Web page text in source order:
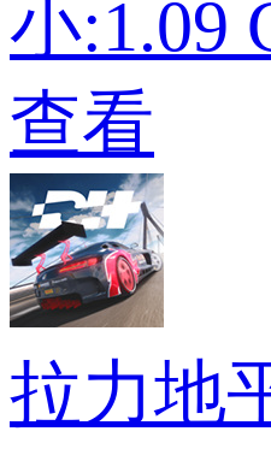
小:1.09
查看
拉力地